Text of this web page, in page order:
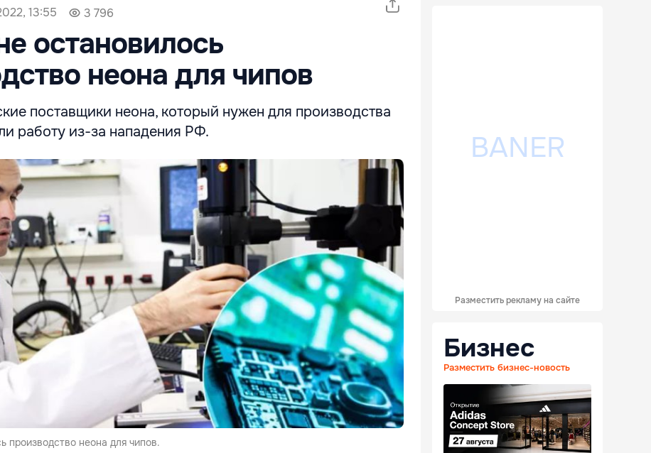
13:55 3 796
остановилось
неона для чипов
поставщики неона, который нужен для производства
работу из-за нападения РФ.
производство неона для чипов.
Разместить рекламу на сайте
Бизнес
Разместить бизнес-новость